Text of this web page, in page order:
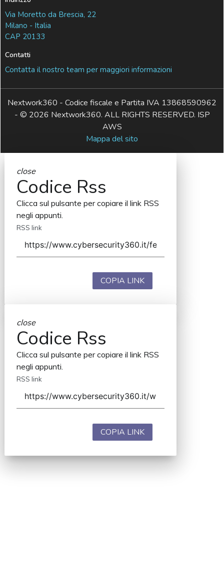
Via Moretto da Brescia, 22
Milano - Italia
CAP 20133
Contatti
Contatta il nostro team per maggiori informazioni
Nextwork360 - Codice fiscale e Partita IVA 13868590962
- © 2026 Nextwork360. ALL RIGHTS RESERVED. ISP
AWS
Mappa del sito
close
Codice Rss
Clicca sul pulsante per copiare il link RSS
negli appunti.
RSS link
COPIA LINK
close
Codice Rss
Clicca sul pulsante per copiare il link RSS
negli appunti.
RSS link
COPIA LINK